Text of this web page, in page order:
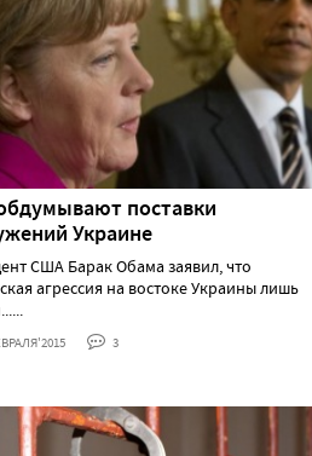
поставки
Украине
США Барак Обама заявил, что
агрессия на востоке Украины лишь
3